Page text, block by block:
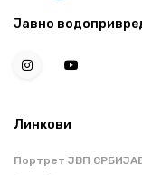
Јавно
Линкови
Портрет ЈВП